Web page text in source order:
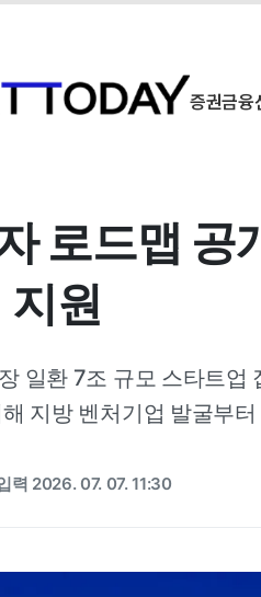
증권금융
로드맵 공
지원
일환 7조 규모 스타트업
지방 벤처기업 발굴부
력 2026. 07. 07. 11:30